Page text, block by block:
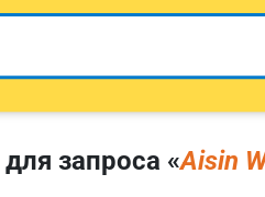
запроса «Aisin